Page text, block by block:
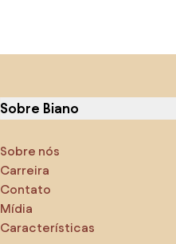
Sobre Biano
Sobre nós
Carreira
Contato
Mídia
Características